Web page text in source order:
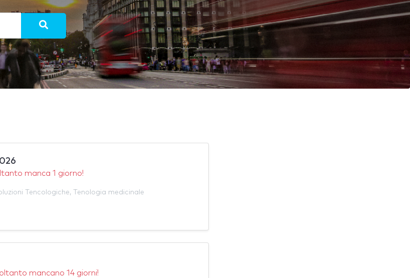
manca 1 giorno!
Tencologiche, Tenologia medicinale
mancano 14 giorni!